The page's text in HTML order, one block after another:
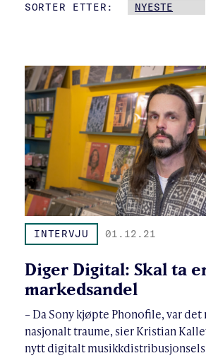
SORTER ETTER:
INTERVJU 01.12.21
Diger Digital: Skal ta
markedsandel
– Da Sony kjøpte Phonofile, var
nasjonalt traume, sier Kristian
nytt digitalt